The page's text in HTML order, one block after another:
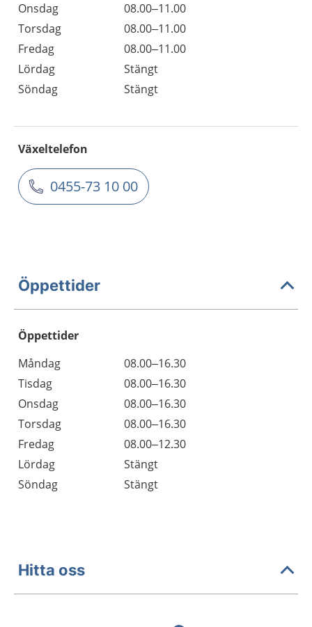
Onsdag
08.00–11.00
Torsdag
08.00–11.00
Fredag
08.00–11.00
Lördag
Stängt
Söndag
Stängt
Växeltelefon
0455-73 10 00
Öppettider
Öppettider
Dag
Öppettider
Kommentarer
Måndag
08.00–16.30
Tisdag
08.00–16.30
Onsdag
08.00–16.30
Torsdag
08.00–16.30
Fredag
08.00–12.30
Lördag
Stängt
Söndag
Stängt
Hitta oss